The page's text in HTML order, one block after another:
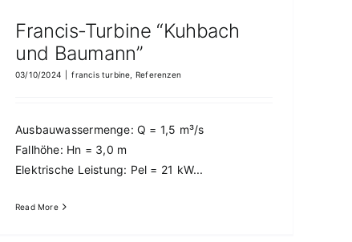
Francis-Turbine “Kuhbach
und Baumann”
03/10/2024 francis turbine Referenzen
Ausbauwassermenge: Q = 1,5 m³/s
Fallhöhe: Hn = 3,0 m
Elektrische Leistung: Pel = 21 kW...
Read More